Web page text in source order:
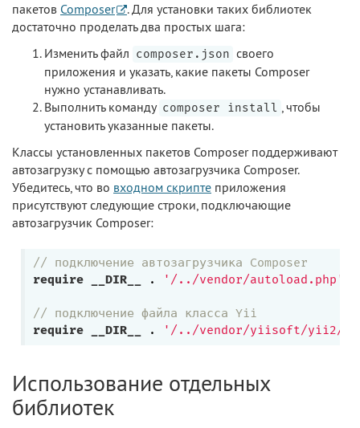
пакетов Composer
. Для установки таких библиотек
достаточно проделать два простых шага:
Изменить файл composer.json своего
приложения и указать, какие пакеты Composer
нужно устанавливать.
Выполнить команду composer install , чтобы
установить указанные пакеты.
Классы установленных пакетов Composer поддерживают
автозагрузку с помощью автозагрузчика Composer.
Убедитесь, что во входном скрипте приложения
присутствуют следующие строки, подключающие
автозагрузчик Composer:
// подключение автозагрузчика Composer
require
__DIR__ . '/../vendor/autoload.php'
// подключение файла класса Yii
require
__DIR__ . '/../vendor/yiisoft/yii2/
Использование отдельных
библиотек